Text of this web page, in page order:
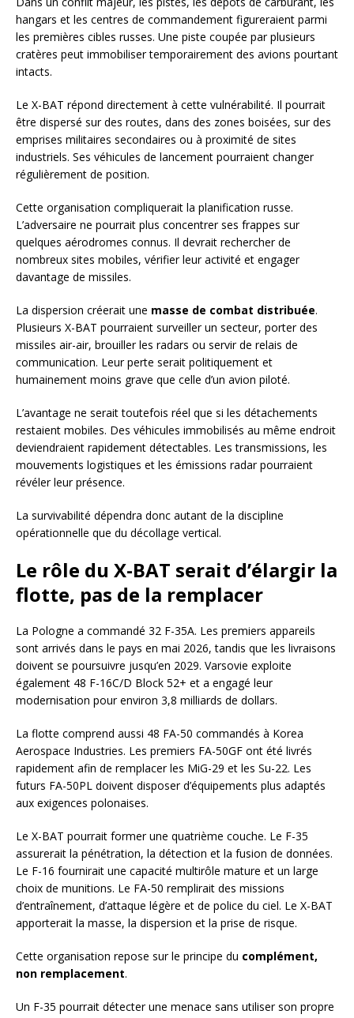
hangars et les centres de commandement figureraient parmi
les premières cibles russes. Une piste coupée par plusieurs
cratères peut immobiliser temporairement des avions pourtant
intacts.
Le X-BAT répond directement à cette vulnérabilité. Il pourrait
être dispersé sur des routes, dans des zones boisées, sur des
emprises militaires secondaires ou à proximité de sites
industriels. Ses véhicules de lancement pourraient changer
régulièrement de position.
Cette organisation compliquerait la planification russe.
L’adversaire ne pourrait plus concentrer ses frappes sur
quelques aérodromes connus. Il devrait rechercher de
nombreux sites mobiles, vérifier leur activité et engager
davantage de missiles.
La dispersion créerait une masse de combat distribuée.
Plusieurs X-BAT pourraient surveiller un secteur, porter des
missiles air-air, brouiller les radars ou servir de relais de
communication. Leur perte serait politiquement et
humainement moins grave que celle d’un avion piloté.
L’avantage ne serait toutefois réel que si les détachements
restaient mobiles. Des véhicules immobilisés au même endroit
deviendraient rapidement détectables. Les transmissions, les
mouvements logistiques et les émissions radar pourraient
révéler leur présence.
La survivabilité dépendra donc autant de la discipline
opérationnelle que du décollage vertical.
Le rôle du X-BAT serait d’élargir la
flotte, pas de la remplacer
La Pologne a commandé 32 F-35A. Les premiers appareils
sont arrivés dans le pays en mai 2026, tandis que les livraisons
doivent se poursuivre jusqu’en 2029. Varsovie exploite
également 48 F-16C/D Block 52+ et a engagé leur
modernisation pour environ 3,8 milliards de dollars.
La flotte comprend aussi 48 FA-50 commandés à Korea
Aerospace Industries. Les premiers FA-50GF ont été livrés
rapidement afin de remplacer les MiG-29 et les Su-22. Les
futurs FA-50PL doivent disposer d’équipements plus adaptés
aux exigences polonaises.
Le X-BAT pourrait former une quatrième couche. Le F-35
assurerait la pénétration, la détection et la fusion de données.
Le F-16 fournirait une capacité multirôle mature et un large
choix de munitions. Le FA-50 remplirait des missions
d’entraînement, d’attaque légère et de police du ciel. Le X-BAT
apporterait la masse, la dispersion et la prise de risque.
Cette organisation repose sur le principe du complément,
non remplacement.
Un F-35 pourrait détecter une menace sans utiliser son propre